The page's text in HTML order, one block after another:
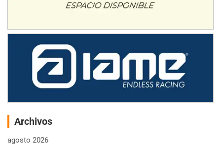
Archivos
agosto 2026